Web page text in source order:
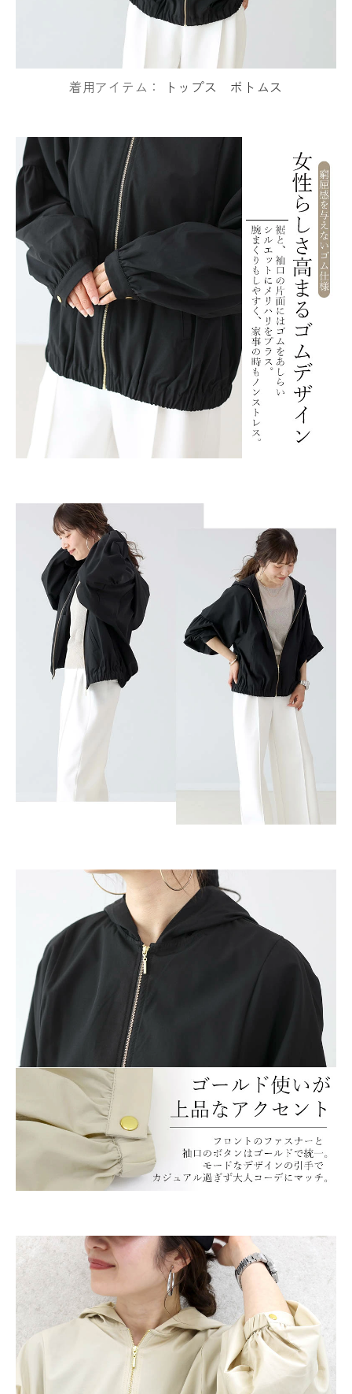
着用アイテム： トップス ボトムス